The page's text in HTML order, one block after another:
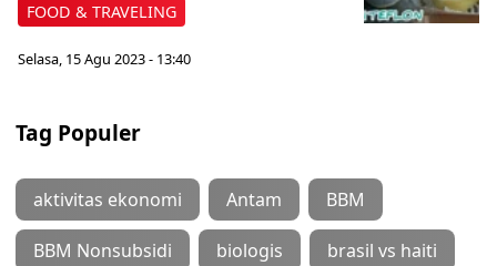
FOOD & TRAVELING
Selasa, 15 Agu 2023 - 13:40
Tag Populer
aktivitas ekonomi Antam BBM
BBM Nonsubsidi biologis brasil vs haiti